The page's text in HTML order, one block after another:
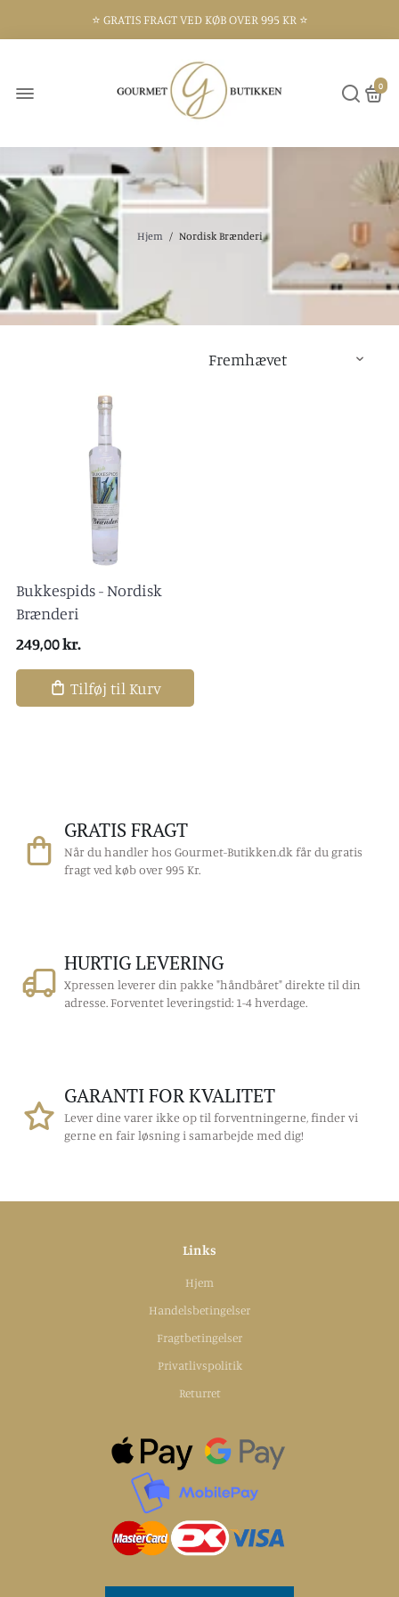
⭐️ GRATIS FRAGT VED KØB OVER 995 KR ⭐️
0
Hjem / Nordisk Brænderi
Bukkespids - Nordisk
Brænderi
249,00 kr.
Tilføj til Kurv
GRATIS FRAGT
Når du handler hos Gourmet-Butikken.dk får du gratis
fragt ved køb over 995 Kr.
HURTIG LEVERING
Xpressen leverer din pakke "håndbåret" direkte til din
adresse. Forventet leveringstid: 1-4 hverdage.
GARANTI FOR KVALITET
Lever dine varer ikke op til forventningerne, finder vi
gerne en fair løsning i samarbejde med dig!
Links
Hjem
Handelsbetingelser
Fragtbetingelser
Privatlivspolitik
Returret